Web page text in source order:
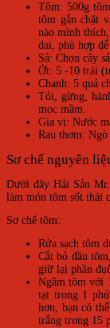
Tôm: 500g
tôm gắn chặt
nào mình
dai, phù hợp
Sả: Chọn cây
Ớt: 5 -10 trái
Chanh: 5 quả
Tỏi, gừng,
mọc mầm.
Gia vị: Nước
Rau thơm:
Sơ chế nguyên
Dưới đây Hải Sản
làm món tôm sốt thái
Sơ chế tôm:
Rửa sạch tôm
Cắt bỏ đầu
giữ lại phần
Ngâm tôm với
tạt trong 1
hơn, bạn có
trắng trong 15